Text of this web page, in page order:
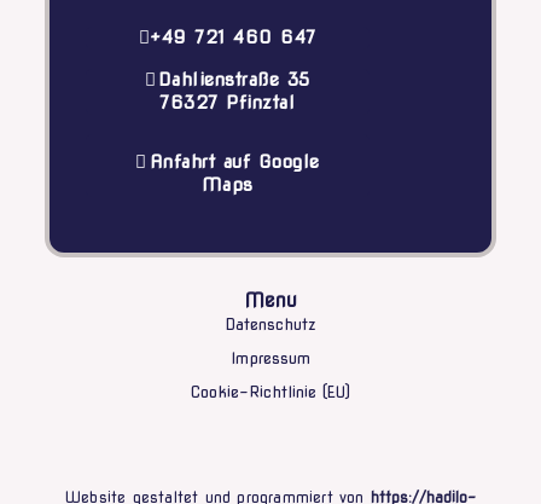
+49 721 460 647
Dahlienstraße 35
76327 Pfinztal
Anfahrt auf Google
Maps
Menu
Datenschutz
Impressum
Cookie-Richtlinie (EU)
Website gestaltet und programmiert von https://hadilo-